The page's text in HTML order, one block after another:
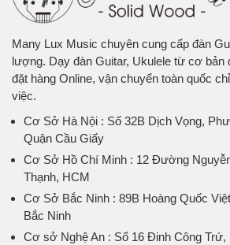
Many Lux Music chuyên cung cấp đàn
lượng. Dạy đàn Guitar, Ukulele từ cơ bản
đặt hàng Online, vận chuyển toàn quốc
việc.
Cơ Sở Hà Nội : Số 32B Dịch Vọng,
Quận Cầu Giấy
Cơ Sở Hồ Chí Minh : 12 Đường
Thạnh, HCM
Cơ Sở Bắc Ninh : 89B Hoàng Quốc
Bắc Ninh
Cơ sở Nghệ An : Số 16 Đinh Công